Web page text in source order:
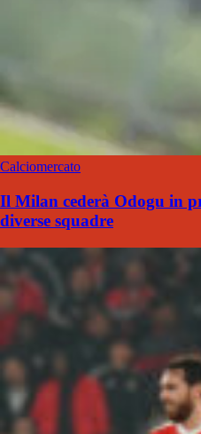
Calciomercato
Il Milan cederà Odogu in
diverse squadre